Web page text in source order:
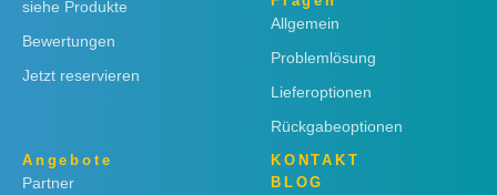
siehe Produkte
Bewertungen
Jetzt reservieren
Allgemein
Problemlösung
Lieferoptionen
Rückgabeoptionen
Angebote
Partner
KONTAKT
BLOG